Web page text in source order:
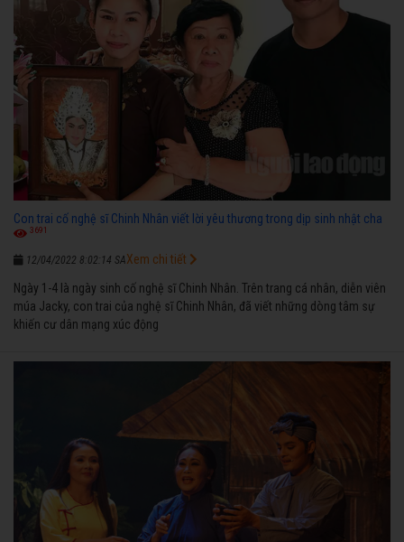
Con trai cố nghệ sĩ Chinh Nhân viết lời yêu thương trong dịp sinh nhật cha
3691
12/04/2022 8:02:14 SA
Ngày 1-4 là ngày sinh cố nghệ sĩ Chinh Nhân. Trên trang cá nhân, diễn viên
múa Jacky, con trai của nghệ sĩ Chinh Nhân, đã viết những dòng tâm sự
khiến cư dân mạng xúc động
Xem chi tiết